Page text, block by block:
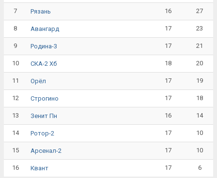
7 Рязань 16 27
8 Авангард 17 23
9 Родина-3 17 21
10 СКА-2 Хб 18 20
11 Орёл 17 19
12 Строгино 17 18
13 Зенит Пн 16 14
14 Ротор-2 17 10
15 Арсенал-2 17 10
16 Квант 17 6